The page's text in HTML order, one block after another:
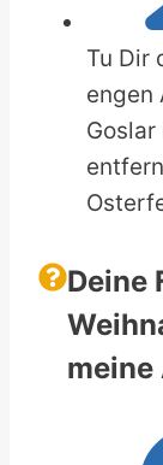
Tu Dir
engen
Goslar
Deine